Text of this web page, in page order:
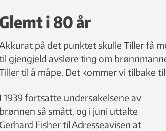
Glemt i 80 år
Akkurat på det punktet skulle Tiller få
til gjengjeld avsløre ting om
Tiller til å måpe. Det kommer vi tilbake til.
I 1939 fortsatte undersøkelsene av
brønnen så smått, og i juni uttalte
Gerhard Fisher til Adresseavisen at